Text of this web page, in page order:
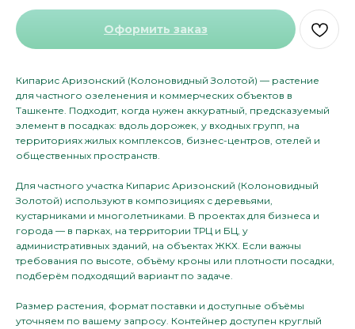
Оформить заказ
Кипарис Аризонский (Колоновидный Золотой) — растение
для частного озеленения и коммерческих объектов в
Ташкенте. Подходит, когда нужен аккуратный, предсказуемый
элемент в посадках: вдоль дорожек, у входных групп, на
территориях жилых комплексов, бизнес-центров, отелей и
общественных пространств.
Для частного участка Кипарис Аризонский (Колоновидный
Золотой) используют в композициях с деревьями,
кустарниками и многолетниками. В проектах для бизнеса и
города — в парках, на территории ТРЦ и БЦ, у
административных зданий, на объектах ЖКХ. Если важны
требования по высоте, объёму кроны или плотности посадки,
подберём подходящий вариант по задаче.
Размер растения, формат поставки и доступные объёмы
уточняем по вашему запросу. Контейнер доступен круглый